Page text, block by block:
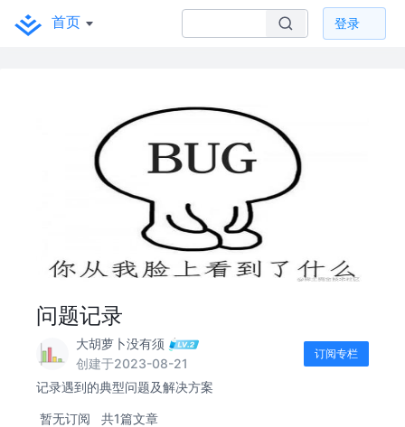
首页 登录
问题记录
大胡萝卜没有须
创建于2023-08-21
订阅专栏
记录遇到的典型问题及解决方案
暂无订阅 共1篇文章